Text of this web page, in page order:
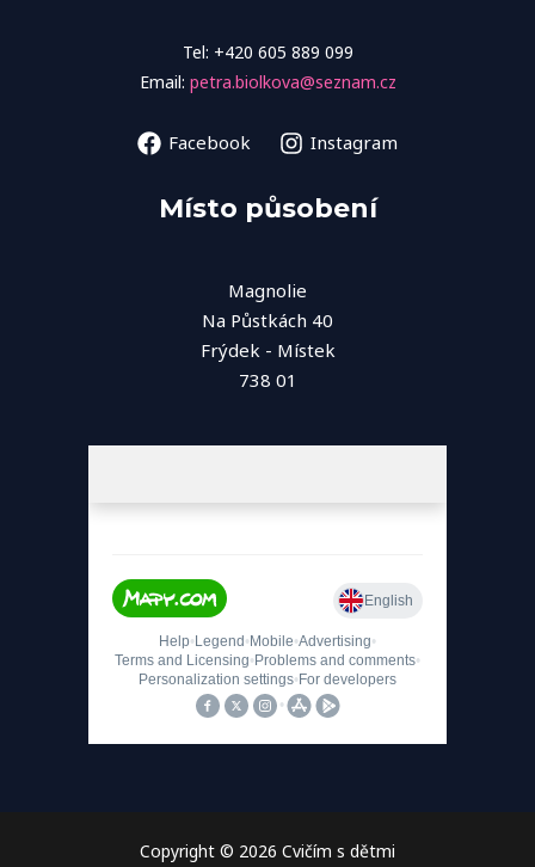
Tel: +420 605 889 099
Email: petra.biolkova@seznam.cz
Facebook Instagram
Místo působení
Magnolie
Na Půstkách 40
Frýdek - Místek
738 01
Copyright © 2026 Cvičím s dětmi